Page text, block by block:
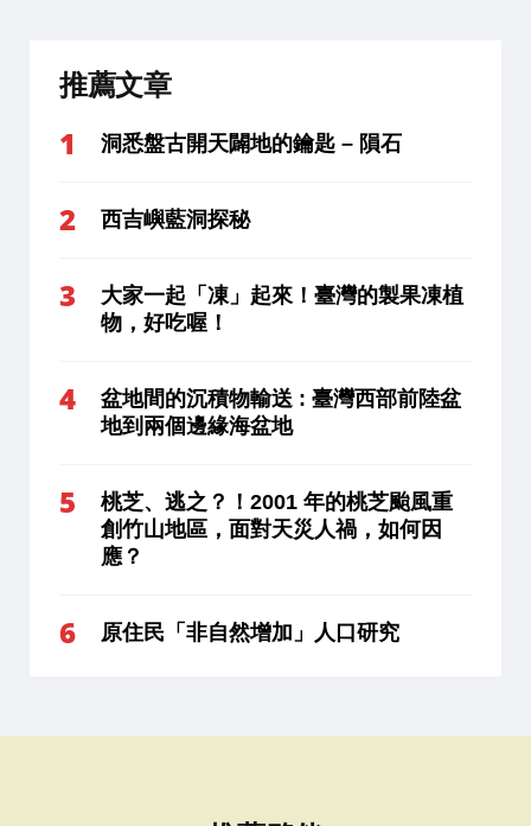
推薦文章
洞悉盤古開天闢地的鑰匙 – 隕石
西吉嶼藍洞探秘
大家一起「凍」起來！臺灣的製果凍植
物，好吃喔！
盆地間的沉積物輸送 : 臺灣西部前陸盆
地到兩個邊緣海盆地
桃芝、逃之？！2001 年的桃芝颱風重
創竹山地區，面對天災人禍，如何因
應？
原住民「非自然增加」人口研究